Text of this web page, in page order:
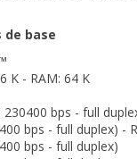
base
K - RAM: 64 K
bps - full
bps - full duplex) -
bps - full duplex)